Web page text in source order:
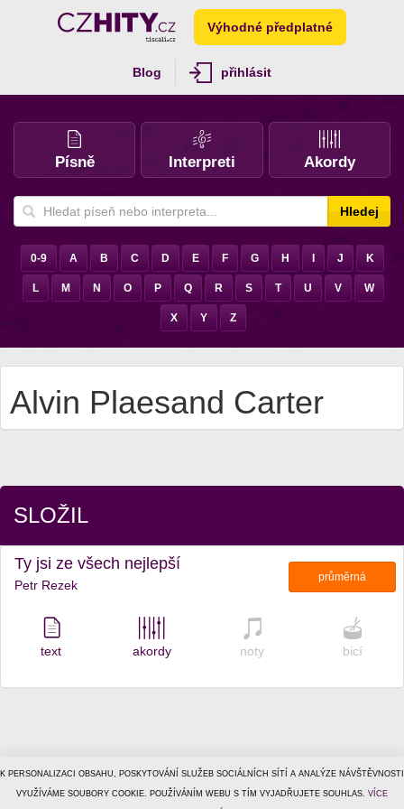
K PERSONALIZACI OBSAHU, POSKYTOVÁNÍ SLUŽEB SOCIÁLNÍCH SÍTÍ A ANALÝZE NÁVŠTĚVNOSTI
VYUŽÍVÁME SOUBORY COOKIE. POUŽÍVÁNÍM WEBU S TÍM VYJADŘUJETE SOUHLAS. VÍCE
Výhodné předplatné
Blog přihlásit
Písně Interpreti Akordy
Hledej
0-9 A B C D E F G H J K
L M N O P Q R S T U V W
X Y Z
Alvin Plaesand Carter
SLOŽIL
Ty jsi ze všech nejlepší
Petr Rezek
průměrná
text akordy noty bicí
© 1996–2026Tiscali Media, a.s. ISSN 1801-5131